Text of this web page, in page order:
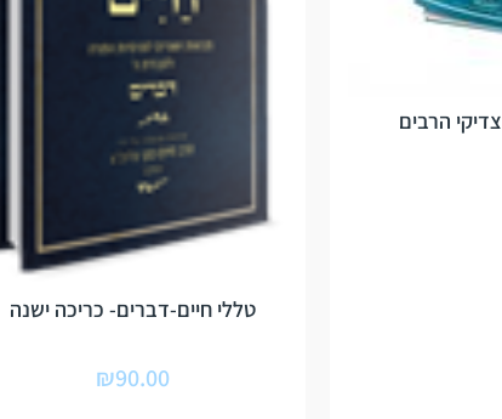
הרבים
טללי חיים-דברים- כריכה ישנה
₪90.00